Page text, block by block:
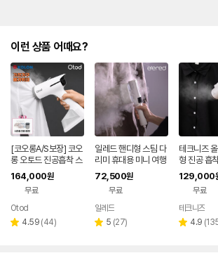
이런 상품 어때요?
[코오롱A/S보장] 코오
롱 오토드 진공흡착 스
팀다리미 핸디형
164,000원
무료
Otod
별 4.59 리
(44)
일레드 핸디형 스팀 다
리미 휴대용 미니 여행
용 가정용
72,500원
무료
페이
일레드
별 5 리
(27)
테크니즈
형 진공 흡
미
129,000
무료
테크니즈
별 4.9 리
(